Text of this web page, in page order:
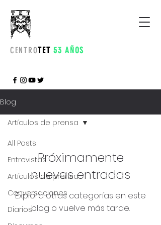
CENTROTET 53 AÑOS
Blog
All Posts
Entrevistas
Artículos de prensa
Conversaciones
Diarios
Artículos de prensa
Próximamente
nuevas entradas
Explora otras categorías en este
blog o vuelve más tarde.